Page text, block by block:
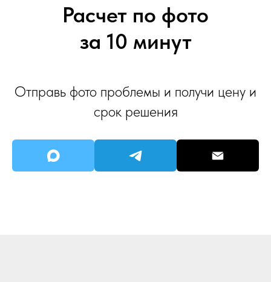
Расчет по фото
за 10 минут
Отправь фото проблемы и получи цену и
срок решения